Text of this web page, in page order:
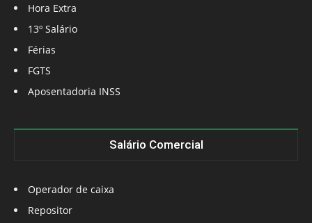
Hora Extra
13º Salário
Férias
FGTS
Aposentadoria INSS
Salário Comercial
Operador de caixa
Repositor